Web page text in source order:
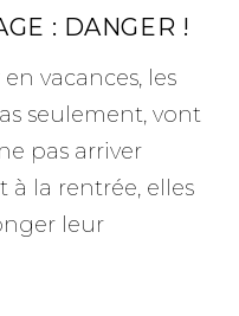
: DANGER !
vacances, les
seulement, vont
pas arriver
à la rentrée, elles
leur